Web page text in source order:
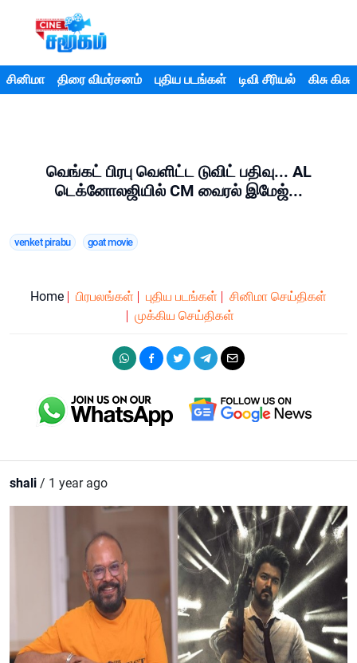
சினிமா திரை விமர்சனம் புதிய படங்கள் டிவி சீரியல் கிசு கிசு
வெங்கட் பிரபு வெளிட்ட டுவிட் பதிவு... AL
டெக்னோலஜியில் CM வைரல் இமேஜ்...
venket pirabu goat movie
Home பிரபலங்கள் புதிய படங்கள்
சினிமா செய்திகள்
முக்கிய செய்திகள்
shali / 1 year ago